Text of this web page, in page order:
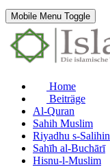
Mobile Menu Toggle
Home
Beiträge
Al-Quran
Sahih Muslim
Riyadhu s-Salihin
Sahīh al-Buchārī
Hisnu-l-Muslim